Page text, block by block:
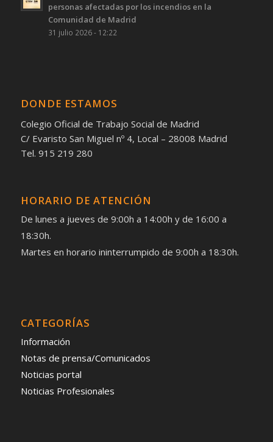
personas afectadas por los incendios en la
Comunidad de Madrid
31 julio 2026 - 12:22
DONDE ESTAMOS
Colegio Oficial de Trabajo Social de Madrid
C/ Evaristo San Miguel nº 4, Local – 28008 Madrid
Tel. 915 219 280
HORARIO DE ATENCIÓN
De lunes a jueves de 9:00h a 14:00h y de 16:00 a
18:30h.
Martes en horario ininterrumpido de 9:00h a 18:30h.
CATEGORÍAS
Información
Notas de prensa/Comunicados
Noticias portal
Noticias Profesionales